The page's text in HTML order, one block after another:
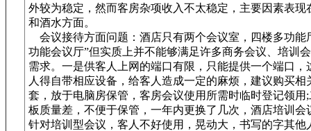
外较为稳定，然而客房杂项收入不太稳定，主要因素表现
和酒水方面。
会议接待方面问题：酒店只有两个会议室，四楼多功能
功能会议厅”但实质上并不能够满足许多商务会议、培训
需求。一是供客人上网的端口有限，只能提供一个端口，
人得自带相应设备，给客人造成一定的麻烦，建议购买相
套，放于电脑房保管，客房会议使用所需时临时登记领用
板质量差，不便于保管，一年内更换了几次，酒店培训会
针对培训型会议，客人不好使用，晃动大，书写的字其他